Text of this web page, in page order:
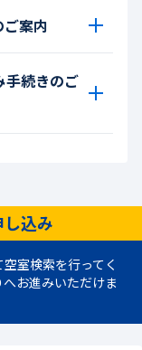
案内
手続きのご
込み
室検索を行ってく
お進みいただけま